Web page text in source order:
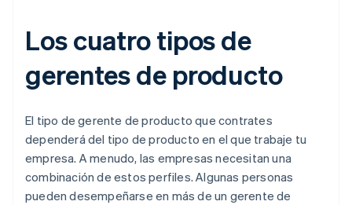
Los cuatro tipos de
gerentes de producto
El tipo de gerente de producto que contrates
dependerá del tipo de producto en el que trabaje tu
empresa. A menudo, las empresas necesitan una
combinación de estos perfiles. Algunas personas
pueden desempeñarse en más de un gerente de